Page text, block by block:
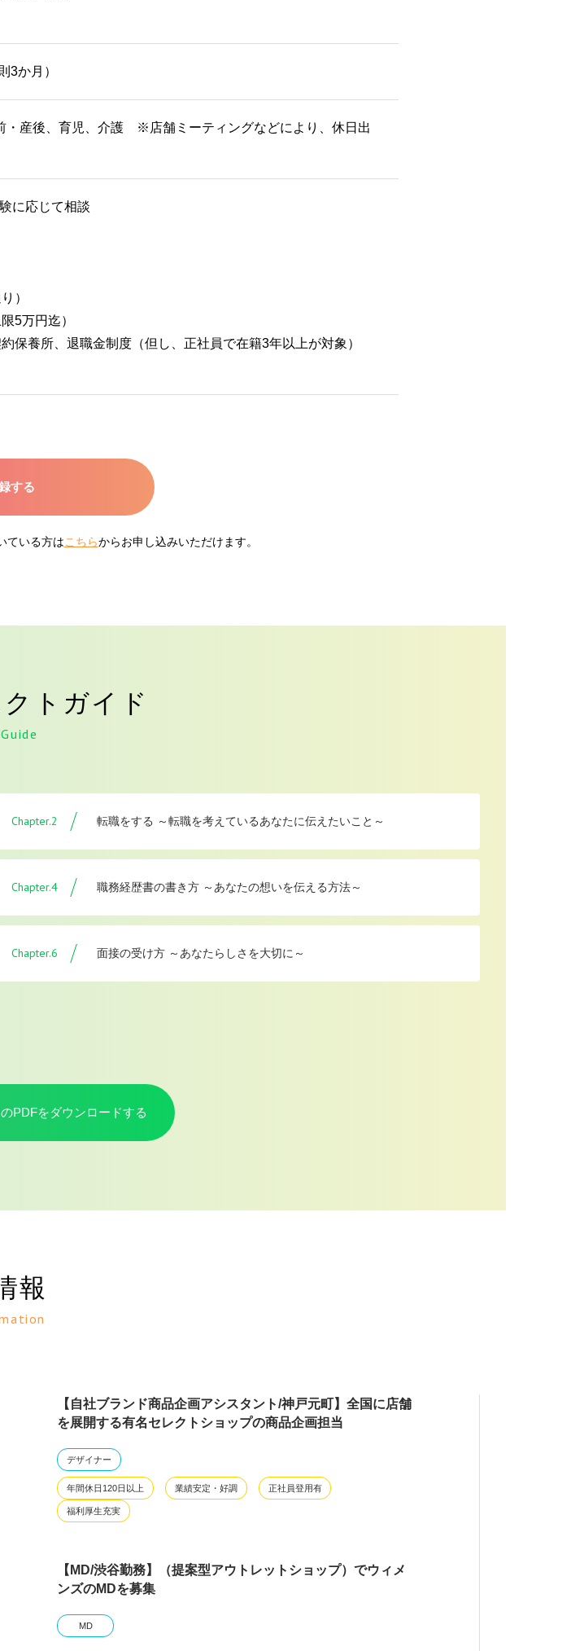
3か月）
・産後、育児、介護 ※店舗ミーティングなどにより、休日出
に応じて相談
）
5万円迄）
保養所、退職金制度（但し、正社員で在籍3年以上が対象）
する
ている方はこちらからお申し込みいただけます。
トガイド
Chapter.2 転職をする ～転職を考えているあなたに伝えたいこと～
Chapter.4 職務経歴書の書き方 ～あなたの想いを伝える方法～
Chapter.6 面接の受け方 ～あなたらしさを大切に～
PDFをダウンロードする
報
【自社ブランド商品企画アシスタント/神戸元町】全国に店舗
を展開する有名セレクトショップの商品企画担当
デザイナー
年間休日120日以上 業績安定・好調 正社員登用有
福利厚生充実
【MD/渋谷勤務】（提案型アウトレットショップ）でウィメ
ンズのMDを募集
MD